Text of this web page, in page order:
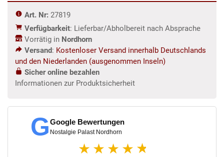
Menge
Art. Nr: 27819
Verfügbarkeit: Lieferbar/Abholbereit nach Absprache
Vorrätig in Nordhorn
Versand: Kostenloser Versand innerhalb Deutschlands
und den Niederlanden (ausgenommen Inseln)
Sicher online bezahlen
Informationen zur Produktsicherheit
GGoogle Bewertungen
Nostalgie Palast Nordhorn
★★★★ ★